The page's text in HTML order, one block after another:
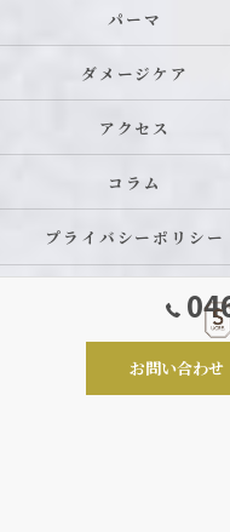
お問い合わせ
パーマ
ダメージケア
アクセス
コラム
プライバシーポリシー